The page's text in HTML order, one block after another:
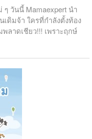
วันนี้ Mamaexpert นำ
ดิมจ้า ใครที่กำลังตั้งท้อง
ลาดเชียว!!! เพราะฤกษ์